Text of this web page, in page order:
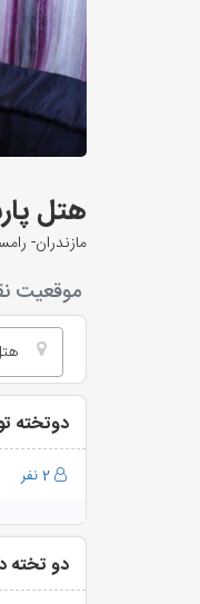
هتل
مازندران-
موقعیت
دوتخته
2 نفر
دو تخته